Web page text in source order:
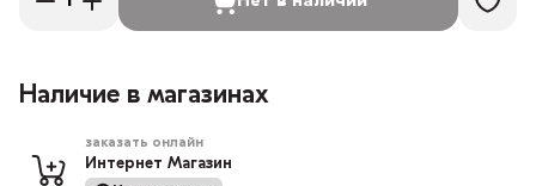
Наличие в магазинах
заказать онлайн
Интернет Магазин